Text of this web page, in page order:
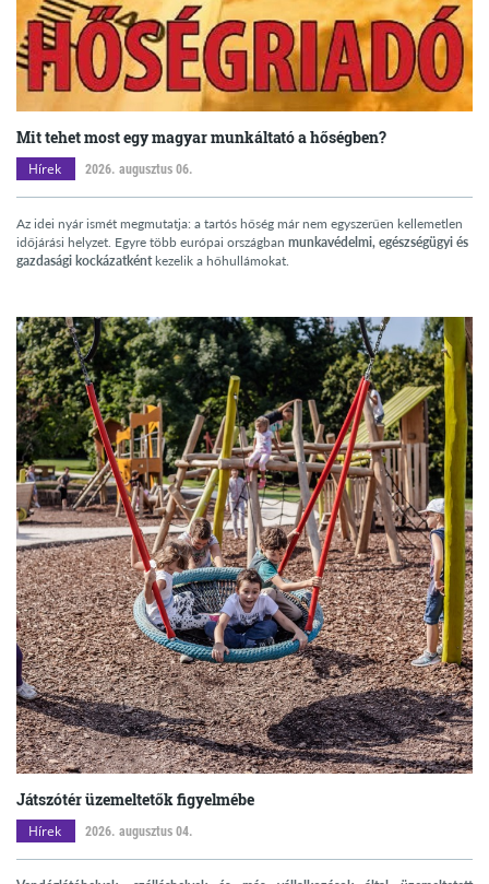
Mit tehet most egy magyar munkáltató a hőségben?
Hírek 2026. augusztus 06.
Az idei nyár ismét megmutatja: a tartós hőség már nem egyszerűen kellemetlen
időjárási helyzet. Egyre több európai országban munkavédelmi, egészségügyi és
gazdasági kockázatkéntkezelik a hőhullámokat.
Játszótér üzemeltetők figyelmébe
Hírek 2026. augusztus 04.